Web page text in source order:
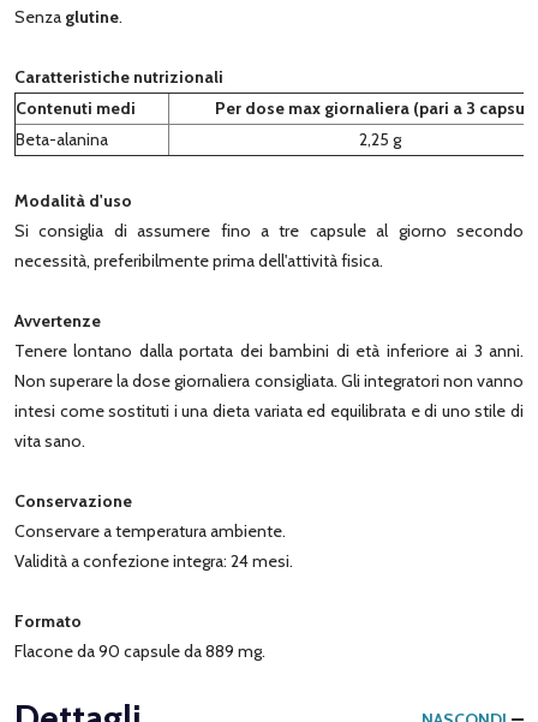
Senza glutine.
Caratteristiche nutrizionali
Contenuti medi
Per dose max giornaliera (pari a 3
Beta-alanina
2,25 g
Modalità d'uso
Si consiglia di assumere fino a tre capsule al giorno secondo
necessità, preferibilmente prima dell'attività fisica.
Avvertenze
Tenere lontano dalla portata dei bambini di età inferiore ai 3 anni.
Non superare la dose giornaliera consigliata. Gli integratori non vanno
intesi come sostituti i una dieta variata ed equilibrata e di uno stile di
vita sano.
Conservazione
Conservare a temperatura ambiente.
Validità a confezione integra: 24 mesi.
Formato
Flacone da 90 capsule da 889 mg.